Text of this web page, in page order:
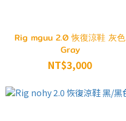
Rig mguu 2.0 恢復涼鞋 灰色
Gray
NT$3,000